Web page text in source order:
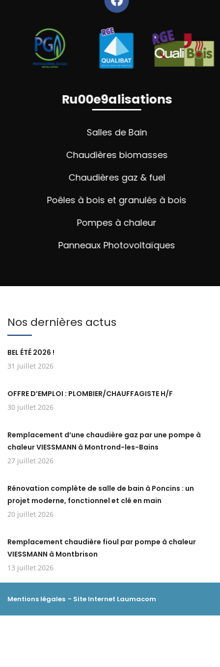
Ru00e9alisations
Salles de Bain
Chaudières biomasses
Chaudières gaz & fuel
Poêles à bois et granulés à bois
Pompes à chaleur
Panneaux Photovoltaïques
Nos dernières actus
BEL ÉTÉ 2026 !
31 juillet 2026
OFFRE D’EMPLOI : PLOMBIER/CHAUFFAGISTE H/F
30 juillet 2026
Remplacement d’une chaudière gaz par une pompe à
chaleur VIESSMANN à Montrond-les-Bains
27 juillet 2026
Rénovation complète de salle de bain à Poncins : un
projet moderne, fonctionnel et clé en main
20 juillet 2026
Remplacement chaudière fioul par pompe à chaleur
VIESSMANN à Montbrison
13 juillet 2026
Mentions légales - Site Internet Laumacom